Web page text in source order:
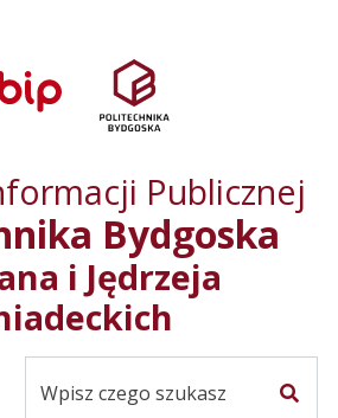
menu
serwisu
Publicznej
Bydgoska
i Jędrzeja